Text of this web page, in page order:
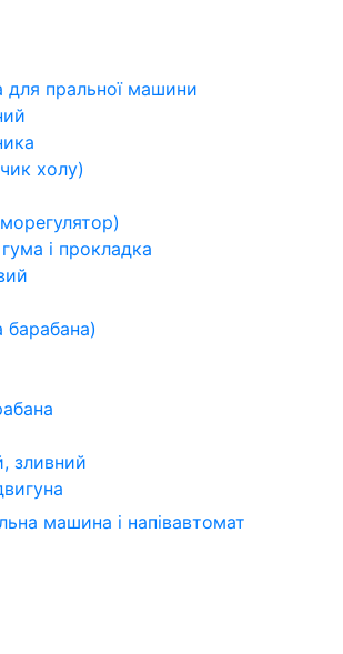
для пральної машини
холу)
і прокладка
зливний
машина і напівавтомат